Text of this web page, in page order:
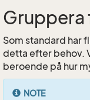
Gruppera
Som standard har
detta efter behov.
beroende på hur
NOTE